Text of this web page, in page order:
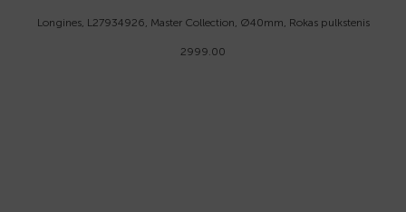
Longines, L27934926, Master Collection, Ø40mm, Rokas pulkstenis
2999.00